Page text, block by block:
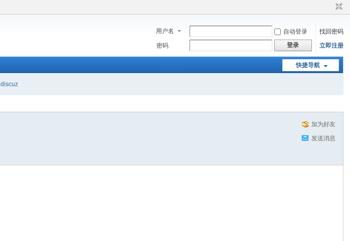
用户名 自动登录
找回密码
密码
登录 立即注册
快捷导航
discuz
加为好友
发送消息